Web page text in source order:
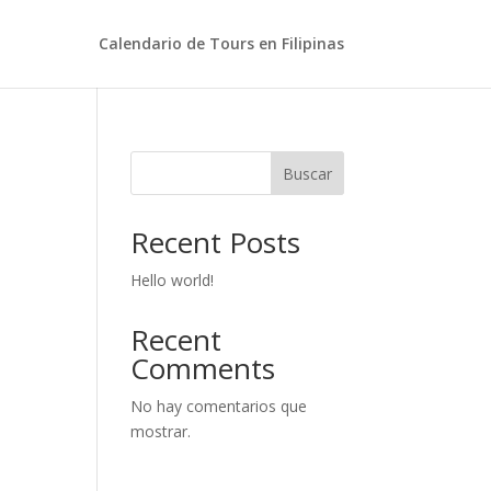
Calendario de Tours en Filipinas
Buscar
Recent Posts
Hello world!
Recent
Comments
No hay comentarios que
mostrar.